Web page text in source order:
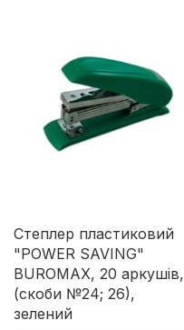
Степлер пластиковий
"POWER SAVING"
BUROMAX, 20 аркушів,
(скоби №24; 26),
зелений